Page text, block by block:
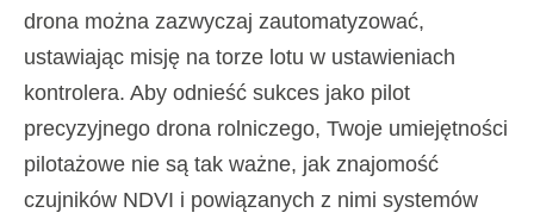
drona można zazwyczaj zautomatyzować,
ustawiając misję na torze lotu w ustawieniach
kontrolera. Aby odnieść sukces jako pilot
precyzyjnego drona rolniczego, Twoje umiejętności
pilotażowe nie są tak ważne, jak znajomość
czujników NDVI i powiązanych z nimi systemów